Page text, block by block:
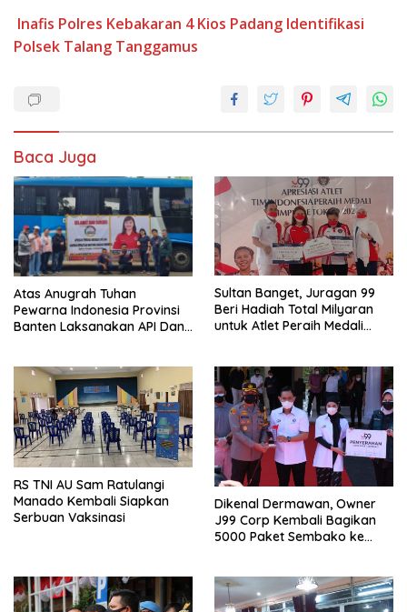
Inafis Polres Kebakaran 4 Kios Padang Identifikasi
Polsek Talang Tanggamus
Baca Juga
Atas Anugrah Tuhan
Pewarna Indonesia Provinsi
Banten Laksanakan API Dan
Sultan Banget, Juragan 99
Beri Hadiah Total Milyaran
untuk Atlet Peraih Medali
RS TNI AU Sam Ratulangi
Manado Kembali Siapkan
Serbuan Vaksinasi
Dikenal Dermawan, Owner
J99 Corp Kembali Bagikan
5000 Paket Sembako ke